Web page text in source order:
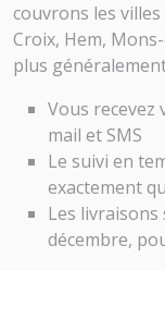
couvrons les
Croix, Hem,
plus
Vous recevez
mail et SMS
Le suivi en
exactement
Les livraisons
décembre,